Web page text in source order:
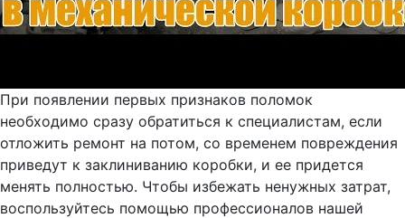
При появлении первых признаков поломок
необходимо сразу обратиться к специалистам, если
отложить ремонт на потом, со временем повреждения
приведут к заклиниванию коробки, и ее придется
менять полностью. Чтобы избежать ненужных затрат,
воспользуйтесь помощью профессионалов нашей